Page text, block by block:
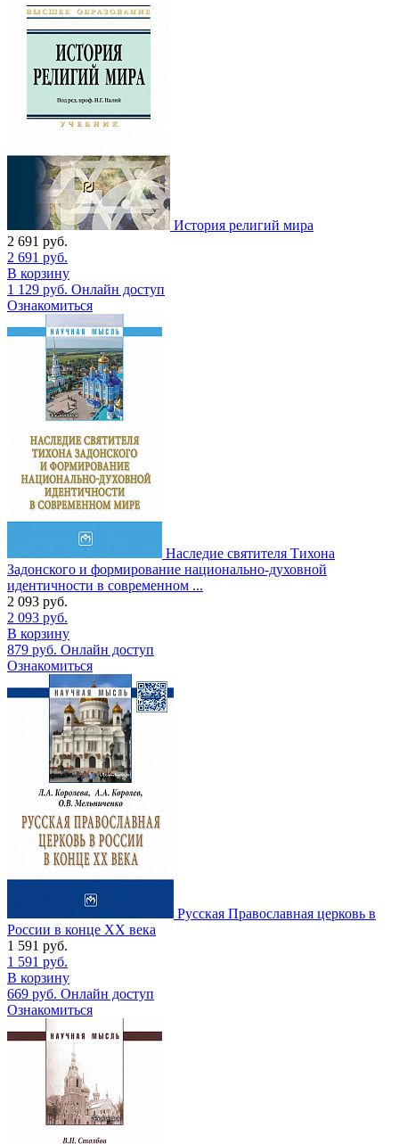
История религий мира
2 691 руб.
2 691 руб.
В корзину
1 129 руб. Онлайн доступ
Ознакомиться
Наследие святителя Тихона
Задонского и формирование национально-духовной
идентичности в современном ...
2 093 руб.
2 093 руб.
В корзину
879 руб. Онлайн доступ
Ознакомиться
Русская Православная церковь в
России в конце ХХ века
1 591 руб.
1 591 руб.
В корзину
669 руб. Онлайн доступ
Ознакомиться